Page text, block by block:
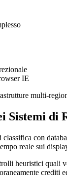
IE
Sistemi di
con
reale sui
heuristici quali